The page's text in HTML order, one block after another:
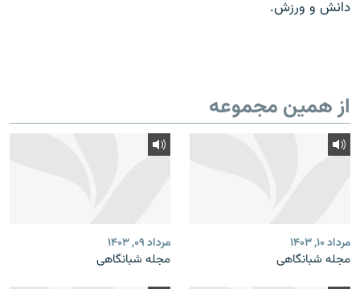
دانش و ورزش.
از همین مجموعه
مرداد ۱۰, ۱۴۰۳
مجله شبانگاهی
مرداد ۰۹, ۱۴۰۳
مجله شبانگاهی